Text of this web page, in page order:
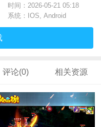
时间：2026-05-21 05:18
系统：IOS, Android
评论(0) 相关资源